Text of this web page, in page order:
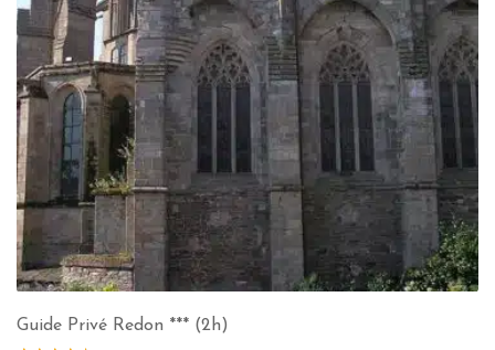
Guide Privé Redon *** (2h)